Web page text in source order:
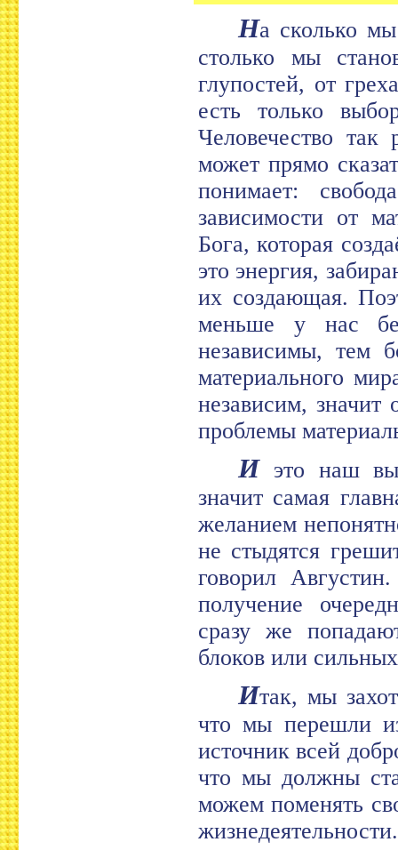
На сколько
столько мы
глупостей, от
есть только
Человечество
может прямо
понимает:
зависимости от
Бога, которая
это энергия,
их создающая.
меньше у нас
независимы, тем
материального
независим, значит
проблемы
Иэто наш
значит самая
желанием
не стыдятся
говорил
получение
сразу же
блоков или
Итак, мы
что мы перешли
источник всей
что мы должны
можем поменять